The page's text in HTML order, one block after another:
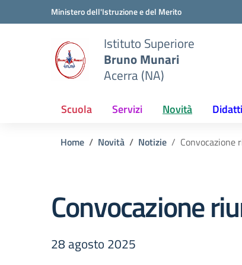
Vai ai contenuti
Vai al menu di navigazioneMinistero dell'Istruzione e del Merito
Istituto Superiore
Bruno Munari
Acerra (NA)
Scuola Servizi Novità
Home Novità Notizie
Convocazione
28 agosto 2025